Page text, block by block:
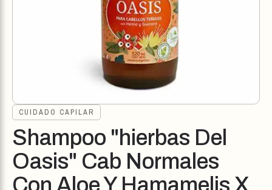
CUIDADO CAPILAR
Shampoo "hierbas Del
Oasis" Cab Normales
Con Aloe Y Hamamelis X